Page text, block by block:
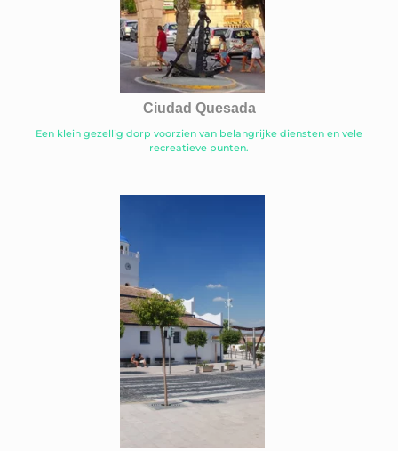
Ciudad Quesada
Een klein gezellig dorp voorzien van belangrijke diensten en vele
recreatieve punten.